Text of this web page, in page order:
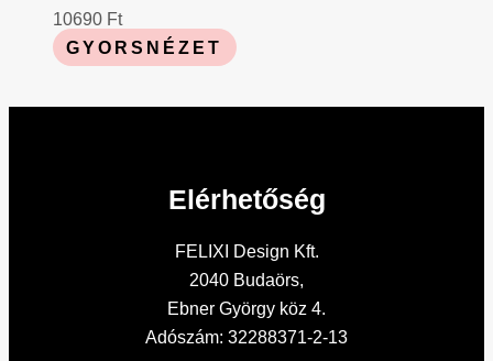
10690 Ft
GYORSNÉZET
Elérhetőség
FELIXI Design Kft.
2040 Budaörs,
Ebner György köz 4.
Adószám: 32288371-2-13